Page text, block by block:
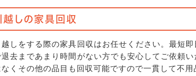
越しの家具回収
越しをする際の家具回収はお任せください。最短
退去まであまり時間がない方でも安心してご依頼
なくその他の品目も回収可能ですので一貫して不